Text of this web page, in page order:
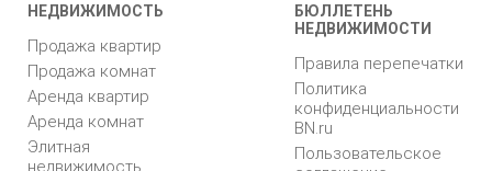
НЕДВИЖИМОСТЬ
Продажа квартир
Продажа комнат
Аренда квартир
Аренда комнат
Элитная
недвижимость
БЮЛЛЕТЕНЬ
НЕДВИЖИМОСТИ
Правила перепечатки
Политика
конфиденциальности
BN.ru
Пользовательское